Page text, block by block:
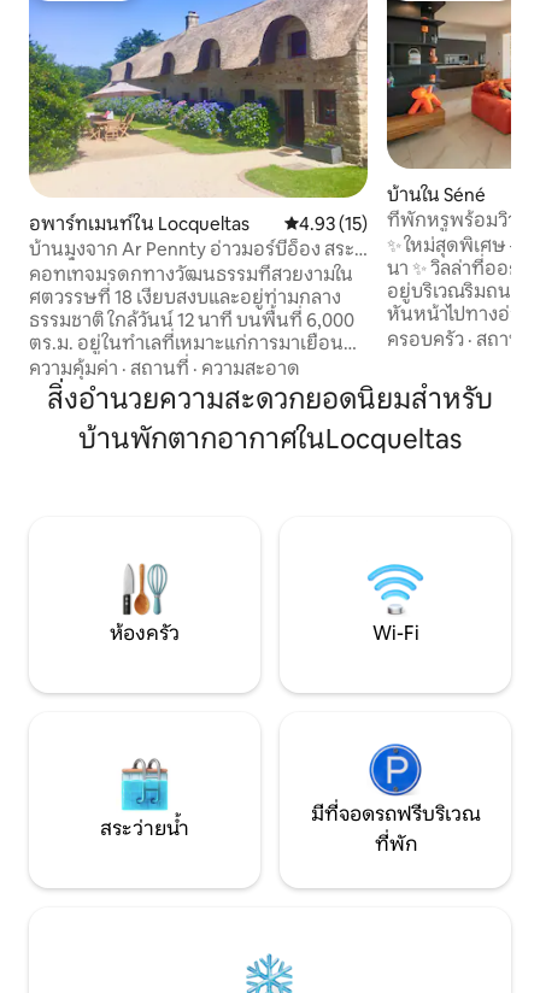
อพาร์ทเมนท์ใน Locqueltas คะแนนเฉลี่ย 4.93 จาก 5, 15 รีวิว
4.93 (15)
บ้านมุงจาก Ar Pennty อ่าวมอร์บีอ็อง สระ
ว่ายน้ำ
คอทเทจมรดกทางวัฒนธรรมที่สวยงามใน
ศตวรรษที่ 18 เงียบสงบและอยู่ท่ามกลาง
ธรรมชาติ ใกล้วันน์ 12 นาที บนพื้นที่ 6,000
ตร.ม. อยู่ในทำเลที่เหมาะแก่การมาเยือน
อ่าวมอร์บีอ็อง ชายหาดต่าง ๆ คาร์นัค ออ
เรย์ ลอริออง หลังคามุงจากทำให้รู้สึกสดชื่น
แม้จะอยู่ท่ามกลางคลื่นความร้อน คอทเทจ
ที่มีเสน่ห์ 2 หลัง TY PLOUZ และ AR
PENNTY แต่ละหลังรองรับได้ 3 คน 3 หู 3
chaumieredekerizac
ความคุ้มค่า · สถานที่ · ความสะอาด
บ้านใน Séné
ที่พักหรูพร้อมวิวท
✨ ใหม่สุดพิเศษ –
นา ✨ วิลล่าที่ออก
อยู่บริเวณริมถนน
หันหน้าไปทางอ่าว
เป็นเอกลักษณ์สำห
นั่งเล่นกว้างขวาง
จากพื้นจรดเพดาน
และสวนแบบเปิดริ
แบบแยกส่วน 3 ห้อ
ครอบครัว · สถานที่
สิ่งอำนวยความสะดวกยอดนิยมสำหรับ
บ้านพักตากอากาศในLocqueltas
ห้องครัว Wi-Fi
สระว่ายน้ำ
มีที่จอดรถฟรีบริเวณ
ที่พัก